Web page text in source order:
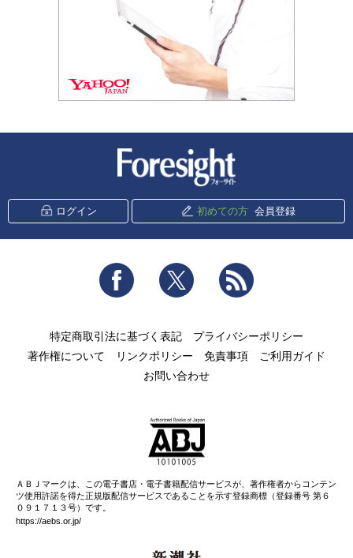
ログイン 初めての方 会員登録
Facebook Twitter
特定商取引法に基づく表記
プライバシーポリシー
著作権について
リンクポリシー 免責事項
ご利用ガイド
お問い合わせ
ＡＢＪマークは、この電子書店・電子書籍配信サービスが、著作権者からコンテン
ツ使用許諾を得た正規版配信サービスであることを示す登録商標（登録番号 第６
０９１７１３号）です。
https://aebs.or.jp/